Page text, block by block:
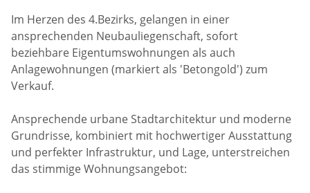
Im Herzen des 4.Bezirks, gelangen in einer
ansprechenden Neubauliegenschaft, sofort
beziehbare Eigentumswohnungen als auch
Anlagewohnungen (markiert als 'Betongold') zum
Verkauf.
Ansprechende urbane Stadtarchitektur und moderne
Grundrisse, kombiniert mit hochwertiger Ausstattung
und perfekter Infrastruktur, und Lage, unterstreichen
das stimmige Wohnungsangebot: